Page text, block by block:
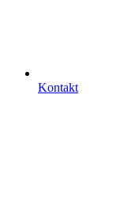
Kontakt